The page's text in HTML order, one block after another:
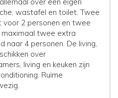
wastafel en toilet. Twee
voor 2 personen en twee
maximaal twee extra
naar 4 personen. De living,
over
living en keuken zijn
Ruime